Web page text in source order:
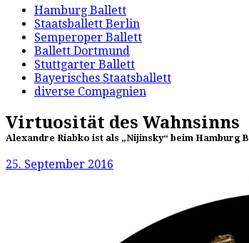
Hamburg Ballett
Staatsballett Berlin
Semperoper Ballett
Ballett Dortmund
Stuttgarter Ballett
Bayerisches Staatsballett
diverse Compagnien
Virtuosität des Wahnsinns
Alexandre Riabko ist als „Nijinsky“ beim Hamburg
25. September 2016